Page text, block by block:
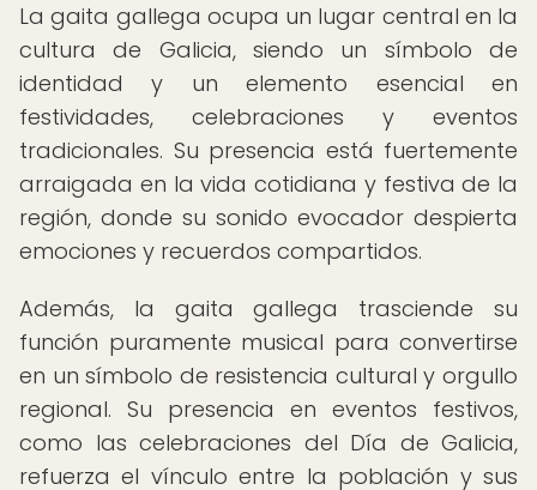
La gaita gallega ocupa un lugar central en la
cultura de Galicia, siendo un símbolo de
identidad y un elemento esencial en
festividades, celebraciones y eventos
tradicionales. Su presencia está fuertemente
arraigada en la vida cotidiana y festiva de la
región, donde su sonido evocador despierta
emociones y recuerdos compartidos.
Además, la gaita gallega trasciende su
función puramente musical para convertirse
en un símbolo de resistencia cultural y orgullo
regional. Su presencia en eventos festivos,
como las celebraciones del Día de Galicia,
refuerza el vínculo entre la población y sus